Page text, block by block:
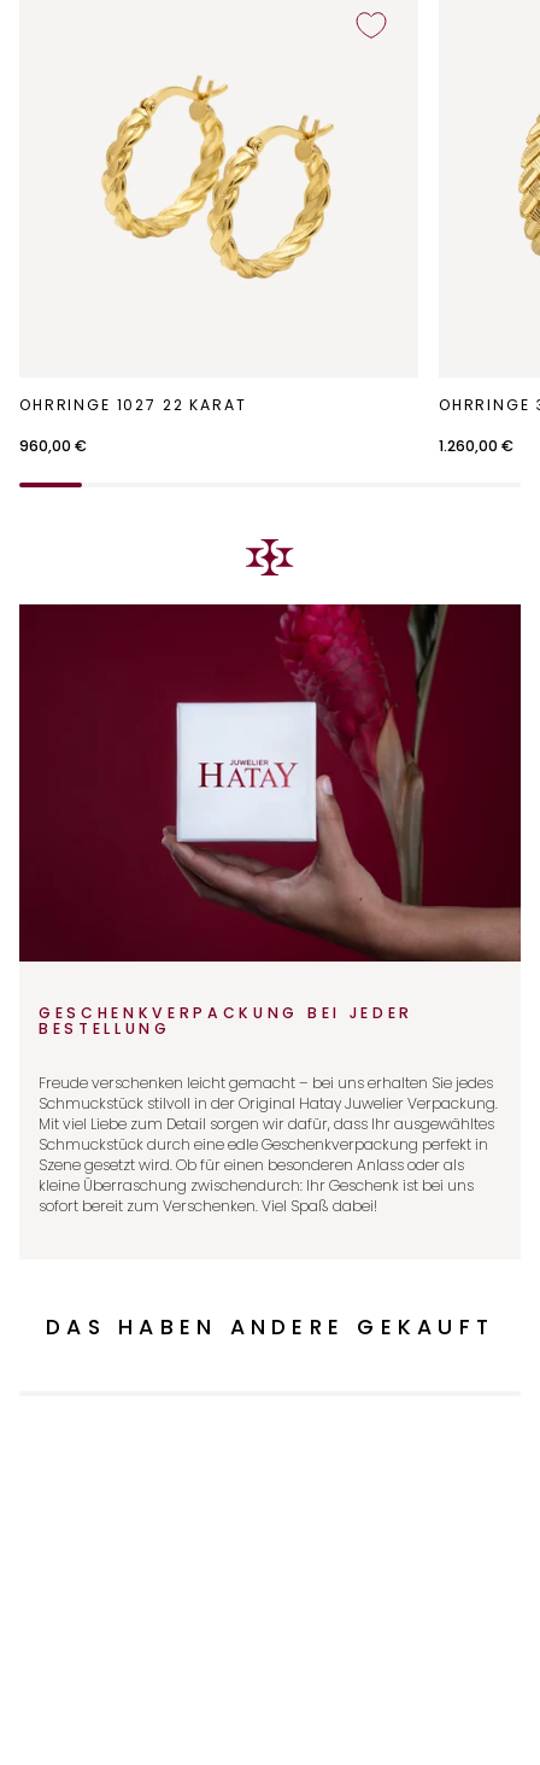
Ohrringe
1027
22
Karat
OHRRINGE 1027 22 KARAT
960,00 €
Ohrringe
3003
22
Karat
1.260,00 €
GESCHENKVERPACKUNG BEI JEDER
BESTELLUNG
Freude verschenken leicht gemacht – bei uns erhalten Sie jedes
Schmuckstück stilvoll in der Original Hatay Juwelier Verpackung.
Mit viel Liebe zum Detail sorgen wir dafür, dass Ihr ausgewähltes
Schmuckstück durch eine edle Geschenkverpackung perfekt in
Szene gesetzt wird. Ob für einen besonderen Anlass oder als
kleine Überraschung zwischendurch: Ihr Geschenk ist bei uns
sofort bereit zum Verschenken. Viel Spaß dabei!
DAS HABEN ANDERE GEKAUFT